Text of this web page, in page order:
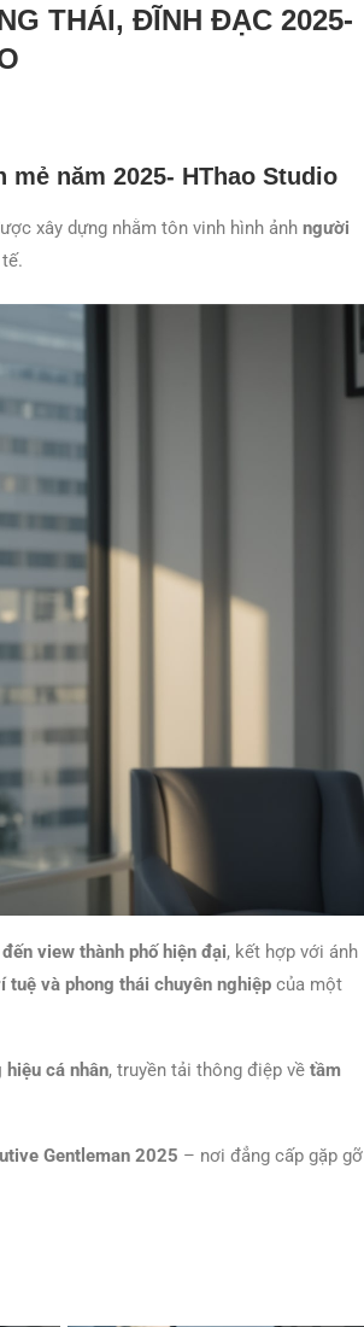
THÁI, ĐĨNH ĐẠC 2025-
năm 2025- HThao Studio
xây dựng nhằm tôn vinh hình ảnh người
view thành phố hiện đại, kết hợp với ánh
tuệ và phong thái chuyên nghiệp của một
hiệu cá nhân, truyền tải thông điệp về tầm
Gentleman 2025 – nơi đẳng cấp gặp gỡ